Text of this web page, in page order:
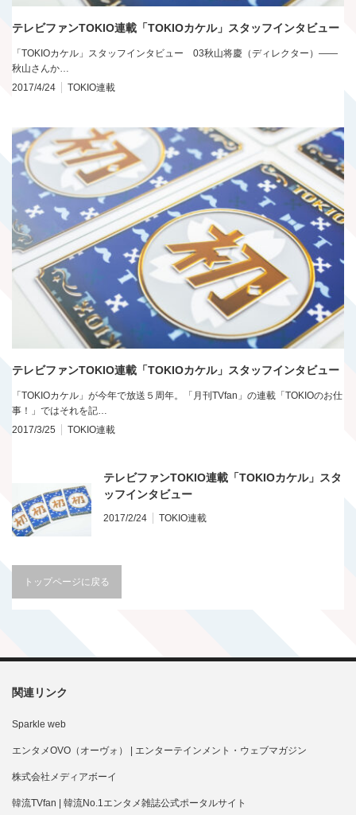
テレビファンTOKIO連載「TOKIOカケル」スタッフインタビュー
「TOKIOカケル」スタッフインタビュー 03秋山将慶（ディレクター）――
秋山さんか…
2017/4/24
TOKIO連載
テレビファンTOKIO連載「TOKIOカケル」スタッフインタビュー
「TOKIOカケル」が今年で放送５周年。「月刊TVfan」の連載「TOKIOのお仕
事！」ではそれを記…
2017/3/25
TOKIO連載
テレビファンTOKIO連載「TOKIOカケル」スタ
ッフインタビュー
2017/2/24 TOKIO連載
トップページに戻る
関連リンク
Sparkle web
エンタメOVO（オーヴォ） | エンターテインメント・ウェブマガジン
株式会社メディアボーイ
韓流TVfan | 韓流No.1エンタメ雑誌公式ポータルサイト